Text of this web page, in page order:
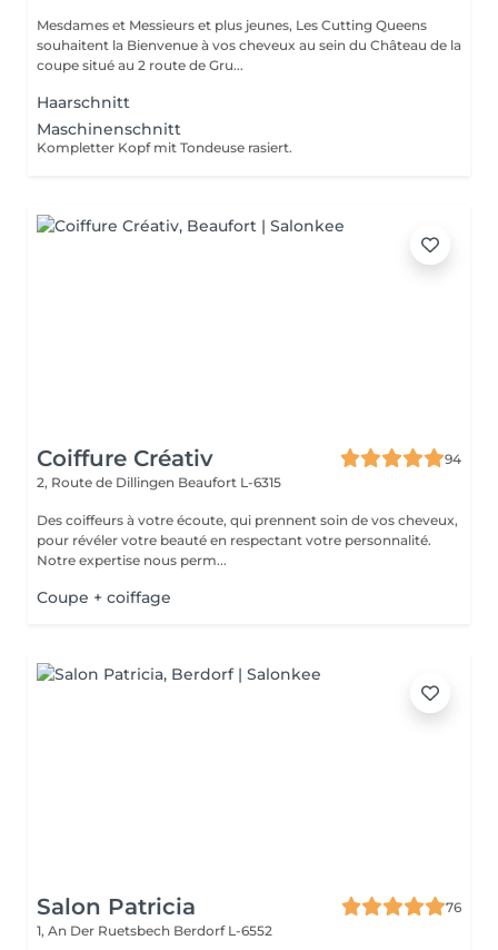
Mesdames et Messieurs et plus jeunes, Les Cutting Queens
souhaitent la Bienvenue à vos cheveux au sein du Château de la
coupe situé au 2 route de Gru...
Haarschnitt
Maschinenschnitt
Kompletter Kopf mit Tondeuse rasiert.
Coiffure Créativ
94
2, Route de Dillingen Beaufort L-6315
Des coiffeurs à votre écoute, qui prennent soin de vos cheveux,
pour révéler votre beauté en respectant votre personnalité.
Notre expertise nous perm...
Coupe + coiffage
Salon Patricia
76
1, An Der Ruetsbech Berdorf L-6552